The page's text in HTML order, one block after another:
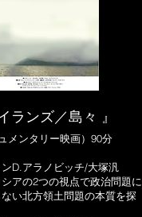
ランズ／島々 』
ュメンタリー映画）90分
D.アラノビッチ/大塚汎
アの2つの視点で政治問題に
北方領土問題の本質を探